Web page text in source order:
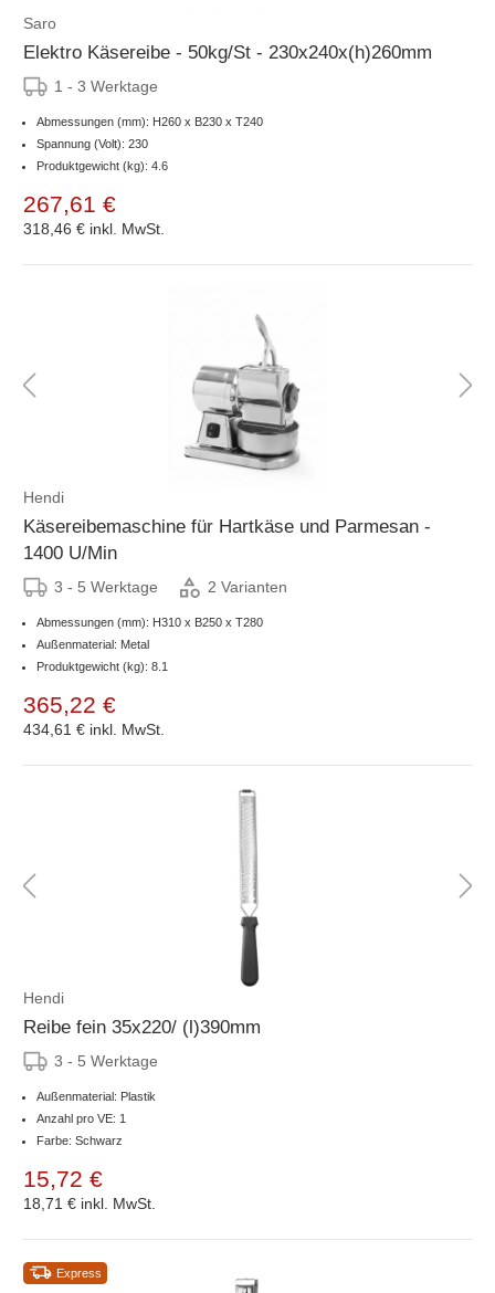
Saro
Elektro Käsereibe - 50kg/St - 230x240x(h)260mm
1 - 3 Werktage
Abmessungen (mm): H260 x B230 x T240
Spannung (Volt): 230
Produktgewicht (kg): 4.6
267,61 €
318,46 € inkl. MwSt.
Hendi
Käsereibemaschine für Hartkäse und Parmesan -
1400 U/Min
3 - 5 Werktage 2 Varianten
Abmessungen (mm): H310 x B250 x T280
Außenmaterial: Metal
Produktgewicht (kg): 8.1
365,22 €
434,61 € inkl. MwSt.
Hendi
Reibe fein 35x220/ (l)390mm
3 - 5 Werktage
Außenmaterial: Plastik
Anzahl pro VE: 1
Farbe: Schwarz
15,72 €
18,71 € inkl. MwSt.
Express